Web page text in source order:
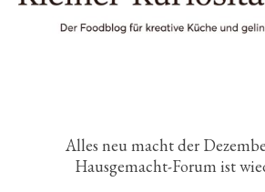
Alles neu macht der
Hausgemacht-Forum ist